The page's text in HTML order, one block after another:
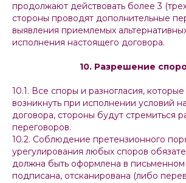
продолжают действовать более 3
стороны проводят дополнительные
выявления приемлемых
исполнения настоящего договора.
10. Разрешение
10.1. Все споры и разногласия, которые
возникнуть при исполнении условий
договора, стороны будут стремиться
переговоров.
10.2. Соблюдение претензионного
урегулирования любых споров
должна быть оформлена в
подписана, отсканирована (либо